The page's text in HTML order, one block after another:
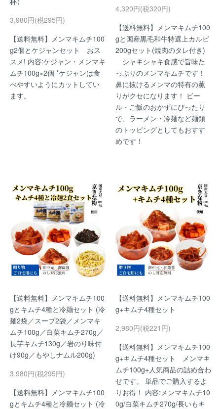
3,980円(税295円)
【送料無料】メンマキムチ100
g2個とケジャンセット おス
スメ! 内容:ケジャン・メンマキ
ムチ100g×2個 *ケジャンは食
べやすいようにカットしてい
ます。
4,320円(税320円)
【送料無料】メンマキムチ100
gと国産黒毛和牛特選上カルビ
200gセット(焼肉のタレ付き)
シャキシャキ食感で旨味た
っぷりのメンマキムチです！
鼻に抜けるメンマの特有の薫
りがクセになります！ ビー
ル・ご飯のおかずにぴったり
で、ラーメン・冷麺など麺類
のトッピングとしてもおすす
めです！
【送料無料】メンマキムチ100
gとキムチ4種と冷麺セット (冷
麺2袋／スープ2袋／メンマキ
ムチ100g／白菜キムチ270g／
長芋キムチ130g／岩のり味付
け90g／もやしナムル200g)
3,980円(税295円)
【送料無料】メンマキムチ100
gとキムチ4種と冷麺セット (冷
【送料無料】メンマキムチ100
g+キムチ4種セット
2,980円(税221円)
【送料無料】メンマキムチ100
g+キムチ4種セット メンマキ
ムチ100g+人気商品の詰め合わ
せです。 単品でご購入するよ
りお得！ 内容:メンマキムチ10
0g/白菜キムチ270g/長いもキ